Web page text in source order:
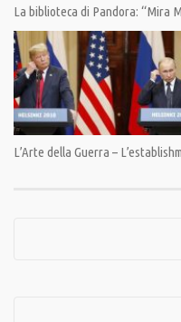
Indicazioni al link 👉 :https://
🎯 Bonifico bancario: IBAN
Associazione Democrazia nella
🎯 PayPal: https://
SOSTIENICI perché la libertà non
_